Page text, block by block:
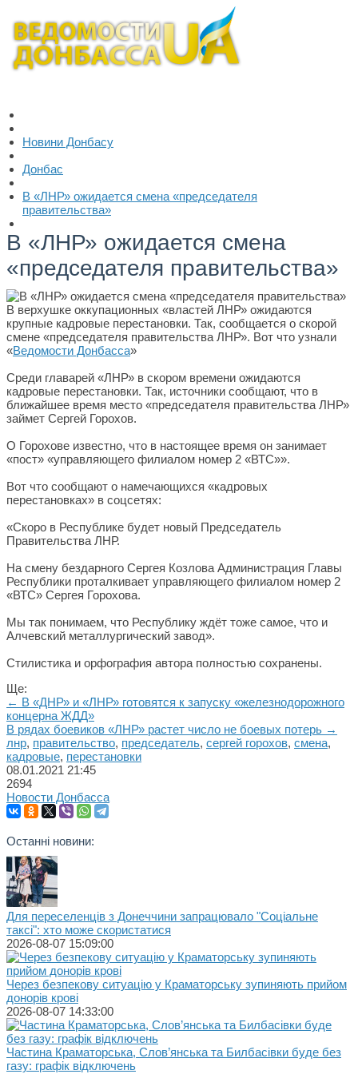
Новини Донбасу
Донбас
В «ЛНР» ожидается смена «председателя
правительства»
В «ЛНР» ожидается смена
«председателя правительства»
В верхушке оккупационных «властей ЛНР» ожидаются
крупные кадровые перестановки. Так, сообщается о скорой
смене «председателя правительства ЛНР». Вот что узнали
«Ведомости Донбасса»
Среди главарей «ЛНР» в скором времени ожидаются
кадровые перестановки. Так, источники сообщают, что в
ближайшее время место «председателя правительства ЛНР»
займет Сергей Горохов.
О Горохове известно, что в настоящее время он занимает
«пост» «управляющего филиалом номер 2 «ВТС»».
Вот что сообщают о намечающихся «кадровых
перестановках» в соцсетях:
«Скоро в Республике будет новый Председатель
Правительства ЛНР.
На смену бездарного Сергея Козлова Администрация Главы
Республики проталкивает управляющего филиалом номер 2
«ВТС» Сергея Горохова.
Мы так понимаем, что Республику ждёт тоже самое, что и
Алчевский металлургический завод».
Стилистика и орфография автора полностью сохранены.
Ще:
← В «ДНР» и «ЛНР» готовятся к запуску «железнодорожного
концерна ЖДД»
В рядах боевиков «ЛНР» растет число не боевых потерь →
лнр, правительство, председатель, сергей горохов, смена,
кадровые, перестановки
08.01.2021 21:45
2694
Новости Донбасса
Останні новини:
Для переселенців з Донеччини запрацювало "Соціальне
таксі": хто може скористатися
2026-08-07 15:09:00
Через безпекову ситуацію у Краматорську зупиняють прийом
донорів крові
2026-08-07 14:33:00
Частина Краматорська, Слов’янська та Билбасівки буде без
газу: графік відключень